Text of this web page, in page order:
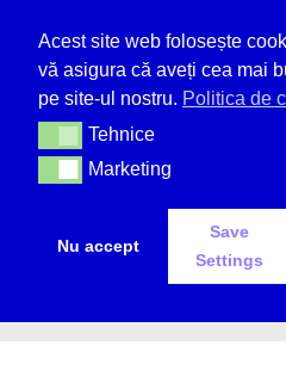
© Deșteptarea - unicul
Acest site web folosește
vă asigura că aveți cea mai
pe site-ul nostru. Politica de
TehniceTehnice
MarketingMarketing
Nu accept
Save
Settings